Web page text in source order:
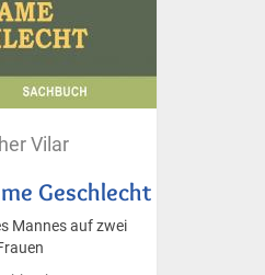
Vilar
Geschlecht
Mannes auf zwei